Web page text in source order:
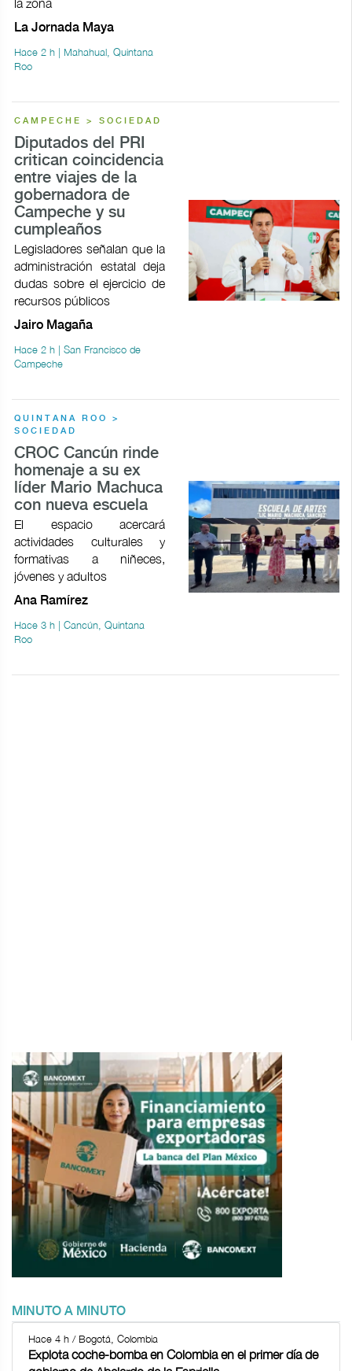
La Jornada Maya
Hace 2 h | Mahahual, Quintana
Roo
CAMPECHE > SOCIEDAD
Diputados del PRI
critican coincidencia
entre viajes de la
gobernadora de
Campeche y su
cumpleaños
Legisladores señalan que la
administración estatal deja
dudas sobre el ejercicio de
recursos públicos
Jairo Magaña
Hace 2 h | San Francisco de
Campeche
QUINTANA ROO >
SOCIEDAD
CROC Cancún rinde
homenaje a su ex
líder Mario Machuca
con nueva escuela
El espacio acercará
actividades culturales y
formativas a niñeces,
jóvenes y adultos
Ana Ramírez
Hace 3 h | Cancún, Quintana
Roo
MINUTO A MINUTO
Hace 4 h / Bogotá, Colombia
Explota coche-bomba en Colombia en el primer día de